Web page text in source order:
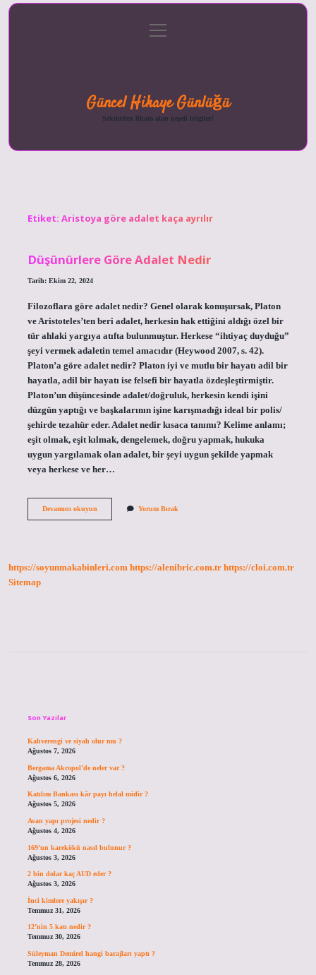
menüyü
aç
Güncel Hikaye Günlüğü
Sektörden ilham alan neşeli bilgiler!
Etiket: Aristoya göre adalet kaça ayrılır
Düşünürlere Göre Adalet Nedir
Tarih: Ekim 22, 2024
Filozoflara göre adalet nedir? Genel olarak konuşursak, Platon
ve Aristoteles’ten beri adalet, herkesin hak ettiğini aldığı özel bir
tür ahlaki yargıya atıfta bulunmuştur. Herkese “ihtiyaç duyduğu”
şeyi vermek adaletin temel amacıdır (Heywood 2007, s. 42).
Platon’a göre adalet nedir? Platon iyi ve mutlu bir hayatı adil bir
hayatla, adil bir hayatı ise felsefi bir hayatla özdeşleştirmiştir.
Platon’un düşüncesinde adalet/doğruluk, herkesin kendi işini
düzgün yaptığı ve başkalarının işine karışmadığı ideal bir polis/
şehirde tezahür eder. Adalet nedir kısaca tanımı? Kelime anlamı;
eşit olmak, eşit kılmak, dengelemek, doğru yapmak, hukuka
uygun yargılamak olan adalet, bir şeyi uygun şekilde yapmak
veya herkese ve her…
Devamını okuyunDüşünürlere Yorum Bırak
https://soyunmakabinleri.com https://alenibric.com.tr https://cloi.com.tr
Sitemap
Son Yazılar
Kahverengi ve siyah olur mu ?
Ağustos 7, 2026
Bergama Akropol’de neler var ?
Ağustos 6, 2026
Katılım Bankası kâr payı helal midir ?
Ağustos 5, 2026
Avan yapı projesi nedir ?
Ağustos 4, 2026
169’un karekökü nasıl bulunur ?
Ağustos 3, 2026
2 bin dolar kaç AUD eder ?
Ağustos 3, 2026
İnci kimlere yakışır ?
Temmuz 31, 2026
12’nin 5 katı nedir ?
Temmuz 30, 2026
Süleyman Demirel hangi barajları yaptı ?
Temmuz 28, 2026